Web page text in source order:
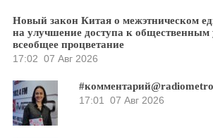
Новый закон Китая о межэтническом
на улучшение доступа к общественным
всеобщее процветание
17:02 07 Авг 2026
#комментарий@radiometro
17:01 07 Авг 2026